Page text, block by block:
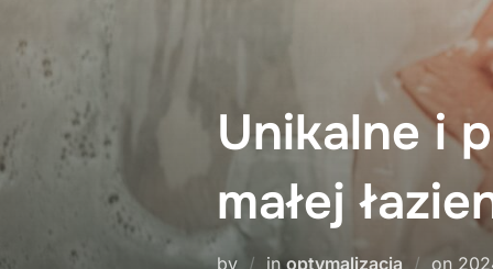
Unikalne i
małej
by inoptymalizacja on